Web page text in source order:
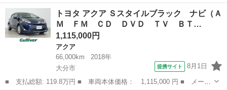
名： トヨタ ■ 車種名： プリウス ■ グレード名： Ｇ フルセ
グ ＨＤＤナビ ＤＶＤ再生 バックカメラ ＥＴＣ ＨＩＤヘッド
ライト ワン...
大分 大分市 プリウス
トヨタ アクア Ｓスタイルブラック ナビ（Ａ
Ｍ ＦＭ ＣＤ ＤＶＤ ＴＶ ＢＴ…
1,115,000円
アクア
66,000km
2018年
大分市
提携サイト 8月1日
■ 支払総額: 119.8万円 ■ 車両本体価格： 1,115,000 円 ■ メーカ